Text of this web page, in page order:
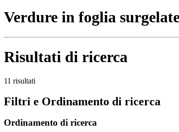
Verdure in foglia
Risultati di ricerca
11 risultati
Filtri e Ordinamento di ricerca
Ordinamento di ricerca